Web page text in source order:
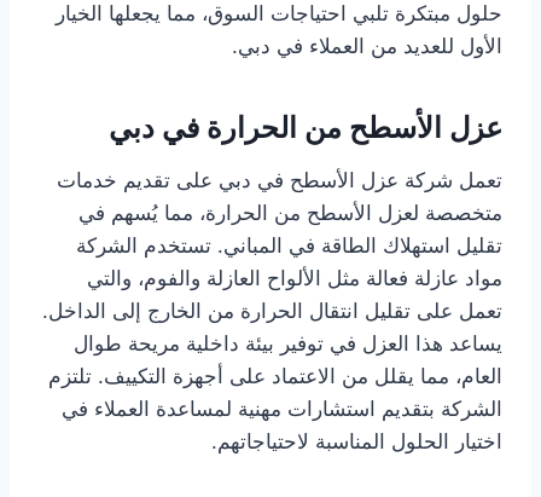
حلول مبتكرة تلبي احتياجات السوق، مما يجعلها الخيار
الأول للعديد من العملاء في دبي.
عزل الأسطح من الحرارة في دبي
تعمل شركة عزل الأسطح في دبي على تقديم خدمات
متخصصة لعزل الأسطح من الحرارة، مما يُسهم في
تقليل استهلاك الطاقة في المباني. تستخدم الشركة
مواد عازلة فعالة مثل الألواح العازلة والفوم، والتي
تعمل على تقليل انتقال الحرارة من الخارج إلى الداخل.
يساعد هذا العزل في توفير بيئة داخلية مريحة طوال
العام، مما يقلل من الاعتماد على أجهزة التكييف. تلتزم
الشركة بتقديم استشارات مهنية لمساعدة العملاء في
اختيار الحلول المناسبة لاحتياجاتهم.